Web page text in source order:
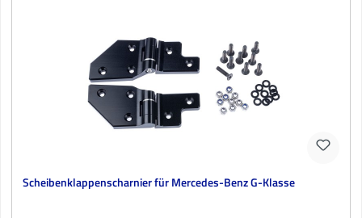
Scheibenklappenscharnier für Mercedes-Benz G-Klasse